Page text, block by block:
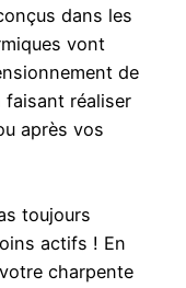
dans les
vont
de
réaliser
après vos
toujours
actifs ! En
charpente